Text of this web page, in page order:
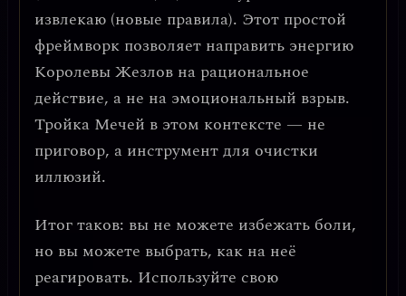
извлекаю (новые правила). Этот простой
фреймворк позволяет направить энергию
Королевы Жезлов на рациональное
действие, а не на эмоциональный взрыв.
Тройка Мечей в этом контексте — не
приговор, а инструмент для очистки
иллюзий.
Итог таков: вы не можете избежать боли,
но вы можете выбрать, как на неё
реагировать. Используйте свою